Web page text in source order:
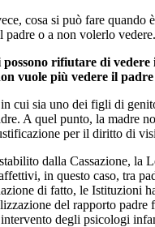
cosa si può fare quando
padre o a non volerlo vedere.
rifiutare di vedere
vuole più vedere il
cui sia uno dei figli di
A quel punto, la madre
per il diritto di
dalla Cassazione, la
in questo caso, tra
di fatto, le Istituzioni
del rapporto padre
degli psicologi